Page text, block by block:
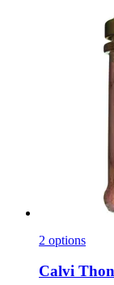
2 options
Calvi